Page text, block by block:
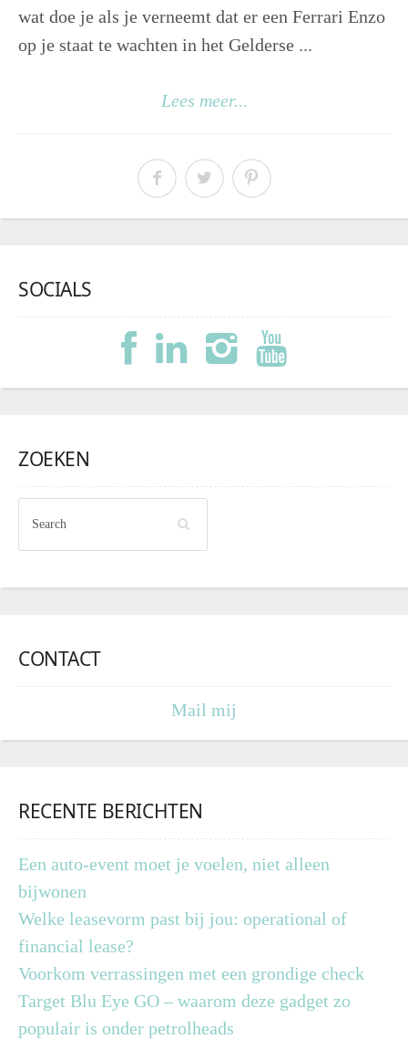
wat doe je als je verneemt dat er een Ferrari Enzo
op je staat te wachten in het Gelderse ...
Lees meer...
SOCIALS
ZOEKEN
CONTACT
Mail mij
RECENTE BERICHTEN
Een auto-event moet je voelen, niet alleen
bijwonen
Welke leasevorm past bij jou: operational of
financial lease?
Voorkom verrassingen met een grondige check
Target Blu Eye GO – waarom deze gadget zo
populair is onder petrolheads